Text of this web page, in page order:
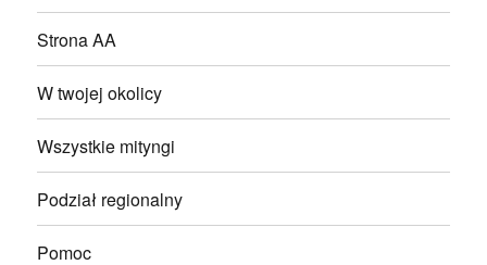
Strona AA
W twojej okolicy
Wszystkie mityngi
Podział regionalny
Pomoc